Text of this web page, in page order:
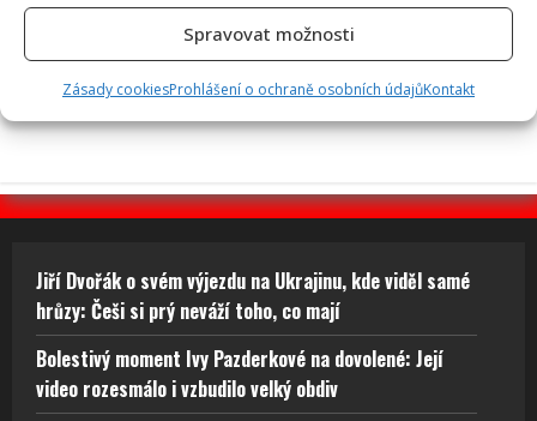
Spravovat možnosti
Zásady cookiesProhlášení o ochraně osobních údajůKontakt
Retro kvíz o dovolené v době socialismu: Kdo získá 10 z 10
bodů, pamatuje si tehdejší cestování dokonale
Jiří Dvořák o svém výjezdu na Ukrajinu, kde viděl samé
hrůzy: Češi si prý neváží toho, co mají
Bolestivý moment Ivy Pazderkové na dovolené: Její
video rozesmálo i vzbudilo velký obdiv